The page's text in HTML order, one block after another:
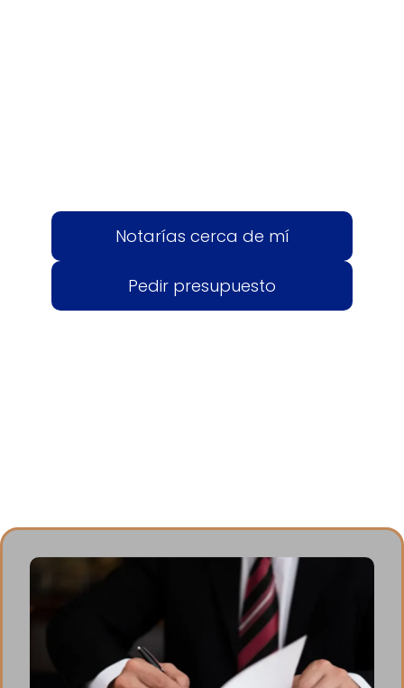
Notarías cerca de mí
Pedir presupuesto